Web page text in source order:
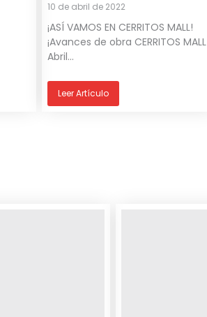
10 de abril de 2022
¡ASÍ VAMOS EN CERRITOS MALL!
¡Avances de obra CERRITOS MALL
Abril...
Leer Artículo